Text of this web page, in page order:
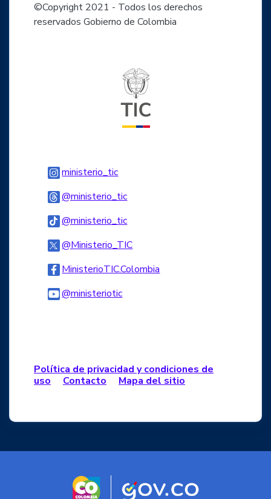
©Copyright 2021 - Todos los derechos
reservados Gobierno de Colombia
ministerio_ticLogo Instagram
@ministerio_ticLogo Threads
@ministerio_ticLogo Tiktok
@Ministerio_TICLogo Twitter
MinisterioTIC.Colombia
@ministerioticLogo Youtube
Política de privacidad y condiciones de
uso
Contacto Mapa del sitio
Logo marca Colombia